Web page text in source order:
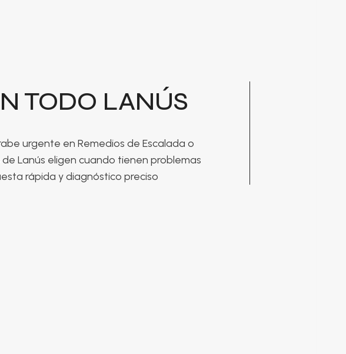
TODO LANÚS
urgente en Remedios de Escalada o
Lanús eligen cuando tienen problemas
rápida y diagnóstico preciso